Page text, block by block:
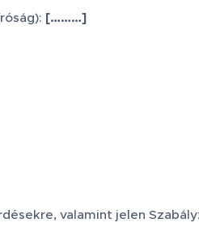
[………]
valamint jelen